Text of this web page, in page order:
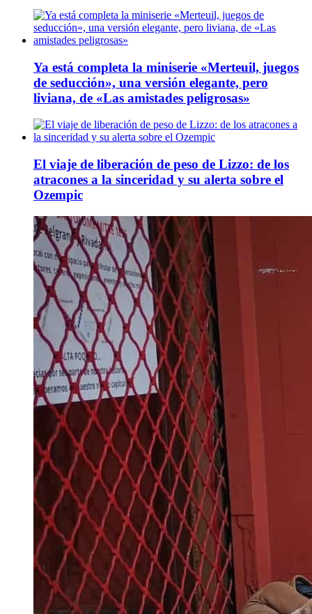
Ya está completa la miniserie «Merteuil, juegos
de seducción», una versión elegante, pero
liviana, de «Las amistades peligrosas»
El viaje de liberación de peso de Lizzo: de los
atracones a la sinceridad y su alerta sobre el
Ozempic